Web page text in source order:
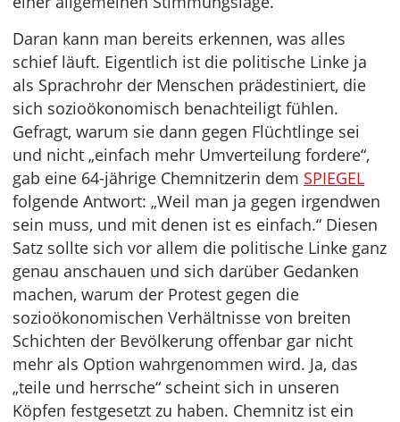
Daran kann man bereits erkennen, was alles
schief läuft. Eigentlich ist die politische Linke ja
als Sprachrohr der Menschen prädestiniert, die
sich sozioökonomisch benachteiligt fühlen.
Gefragt, warum sie dann gegen Flüchtlinge sei
und nicht „einfach mehr Umverteilung fordere“,
gab eine 64-jährige Chemnitzerin dem SPIEGEL
folgende Antwort: „Weil man ja gegen irgendwen
sein muss, und mit denen ist es einfach.“ Diesen
Satz sollte sich vor allem die politische Linke ganz
genau anschauen und sich darüber Gedanken
machen, warum der Protest gegen die
sozioökonomischen Verhältnisse von breiten
Schichten der Bevölkerung offenbar gar nicht
mehr als Option wahrgenommen wird. Ja, das
„teile und herrsche“ scheint sich in unseren
Köpfen festgesetzt zu haben. Chemnitz ist ein